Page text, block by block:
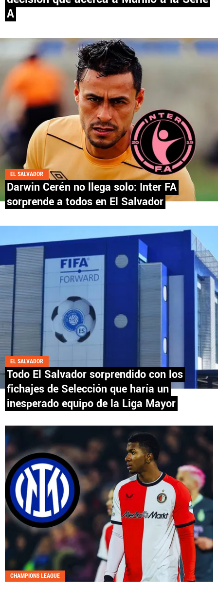
PANAMÁ
NICARAGUA
CONCACAF
FÚTBOL INTERNACIONAL
QUIENES SOMOS STAFF | CONTACTO
Términos y Condiciones
Políticas de Privacidad
Política Editorial
Ad Choices
Fútbol Centroamérica, al igual que Futbol Sites, es
una compañía perteneciente a Better Collective.
Todos los derechos reservados.
A
EL SALVADOR
Darwin Cerén no llega solo: Inter FA
sorprende a todos en El Salvador
EL SALVADOR
Todo El Salvador sorprendido con los
fichajes de Selección que haría un
inesperado equipo de la Liga Mayor
CHAMPIONS LEAGUE